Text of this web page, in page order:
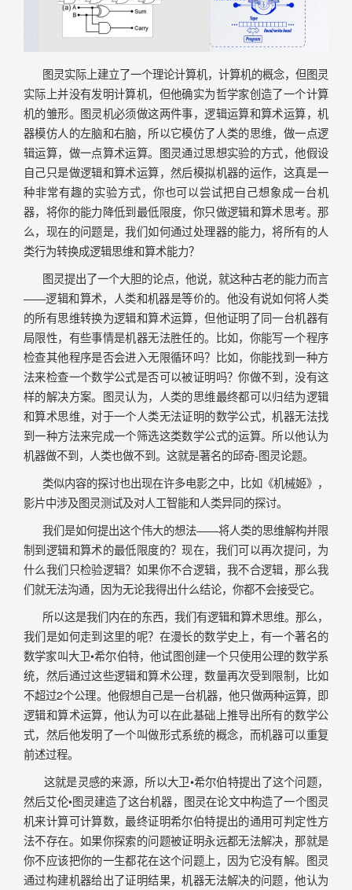
图灵实际上建立了一个理论计算机，计算机的概念，但图灵
实际上并没有发明计算机，但他确实为哲学家创造了一个计算
机的雏形。图灵机必须做这两件事，逻辑运算和算术运算，机
器模仿人的左脑和右脑，所以它模仿了人类的思维，做一点逻
辑运算，做一点算术运算。图灵通过思想实验的方式，他假设
自己只是做逻辑和算术运算，然后模拟机器的运作，这真是一
种非常有趣的实验方式，你也可以尝试把自己想象成一台机
器，将你的能力降低到最低限度，你只做逻辑和算术思考。那
么，现在的问题是，我们如何通过处理器的能力，将所有的人
类行为转换成逻辑思维和算术能力？
图灵提出了一个大胆的论点，他说，就这种古老的能力而言
——逻辑和算术，人类和机器是等价的。他没有说如何将人类
的所有思维转换为逻辑和算术运算，但他证明了同一台机器有
局限性，有些事情是机器无法胜任的。比如，你能写一个程序
检查其他程序是否会进入无限循环吗？比如，你能找到一种方
法来检查一个数学公式是否可以被证明吗？你做不到，没有这
样的解决方案。图灵认为，人类的思维最终都可以归结为逻辑
和算术思维，对于一个人类无法证明的数学公式，机器无法找
到一种方法来完成一个筛选这类数学公式的运算。所以他认为
机器做不到，人类也做不到。这就是著名的邱奇-图灵论题。
类似内容的探讨也出现在许多电影之中，比如《机械姬》，
影片中涉及图灵测试及对人工智能和人类异同的探讨。
我们是如何提出这个伟大的想法——将人类的思维解构并限
制到逻辑和算术的最低限度的？现在，我们可以再次提问，为
什么我们只检验逻辑？如果你不合逻辑，我不合逻辑，那么我
们就无法沟通，因为无论我得出什么结论，你都不会接受它。
所以这是我们内在的东西，我们有逻辑和算术思维。那么，
我们是如何走到这里的呢？在漫长的数学史上，有一个著名的
数学家叫大卫•希尔伯特，他试图创建一个只使用公理的数学系
统，然后通过这些逻辑和算术公理，数量再次受到限制，比如
不超过2个公理。他假想自己是一台机器，他只做两种运算，即
逻辑和算术运算，他认为可以在此基础上推导出所有的数学公
式，然后他发明了一个叫做形式系统的概念，而机器可以重复
前述过程。
这就是灵感的来源，所以大卫•希尔伯特提出了这个问题，
然后艾伦•图灵建造了这台机器，图灵在论文中构造了一个图灵
机来计算可计算数，最终证明希尔伯特提出的通用可判定性方
法不存在。如果你探索的问题被证明永远都无法解决，那就是
你不应该把你的一生都花在这个问题上，因为它没有解。图灵
通过构建机器给出了证明结果，机器无法解决的问题，他认为